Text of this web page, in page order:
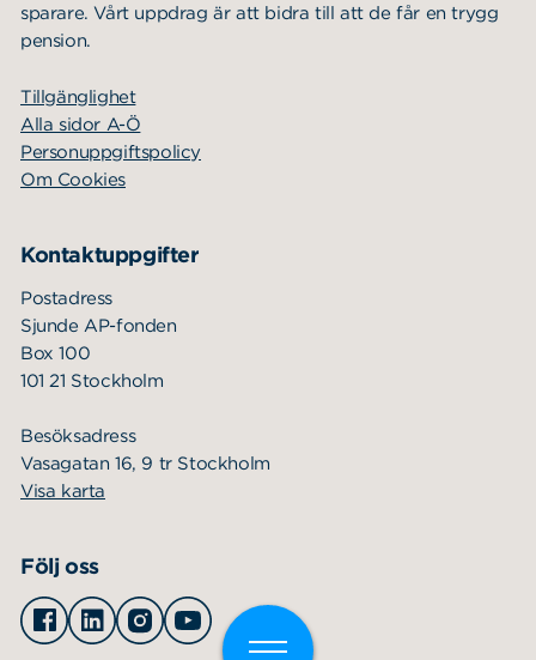
sparare. Vårt uppdrag är att bidra till att de får en trygg
pension.
Tillgänglighet
Alla sidor A-Ö
Personuppgiftspolicy
Om Cookies
Kontaktuppgifter
Postadress
Sjunde AP-fonden
Box 100
101 21 Stockholm
Besöksadress
Vasagatan 16, 9 tr Stockholm
Visa karta
Följ oss
Facebook
LinkedinInstagramYoutube